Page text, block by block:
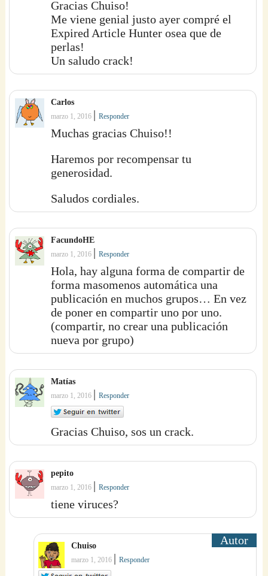
Gracias Chuiso!
Me viene genial justo ayer compré el
Expired Article Hunter osea que de
perlas!
Un saludo crack!
Carlos
marzo 1, 2016 |Responder
Muchas gracias Chuiso!!
Haremos por recompensar tu
generosidad.
Saludos cordiales.
FacundoHE
marzo 1, 2016 |Responder
Hola, hay alguna forma de compartir de
forma masomenos automática una
publicación en muchos grupos… En vez
de poner en compartir uno por uno.
(compartir, no crear una publicación
nueva por grupo)
Matías
marzo 1, 2016 |Responder
Gracias Chuiso, sos un crack.
pepito
marzo 1, 2016 |Responder
tiene viruces?
Chuiso
marzo 1, 2016 |Responder